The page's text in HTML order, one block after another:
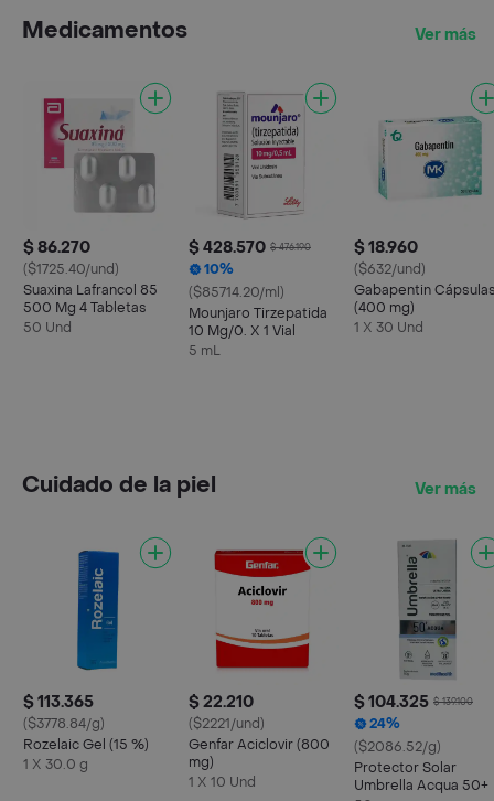
Medicamentos Ver más
$ 86.270
($1725.40/und)
Suaxina Lafrancol 85
500 Mg 4 Tabletas
50 Und
$ 428.570 $ 476.190
10%
($85714.20/ml)
Mounjaro Tirzepatida
10 Mg/0. X 1 Vial
5 mL
$ 18.960
($632/und)
Gabapentin
(400 mg)
1 X 30 Und
Cuidado de la piel Ver más
$ 113.365
($3778.84/g)
Rozelaic Gel (15 %)
1 X 30.0 g
$ 22.210
($2221/und)
Genfar Aciclovir (800
mg)
1 X 10 Und
$ 104.325 $ 139.100
24%
($2086.52/g)
Protector Solar
Umbrella Acqua 50+